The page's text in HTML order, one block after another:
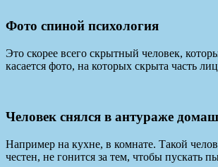
Фото спиной психология
Это скорее всего скрытный человек,
касается фото, на которых скрыта часть
Человек снялся в антураже
Например на кухне, в комнате. Такой
честен, не гонится за тем, чтобы пускать